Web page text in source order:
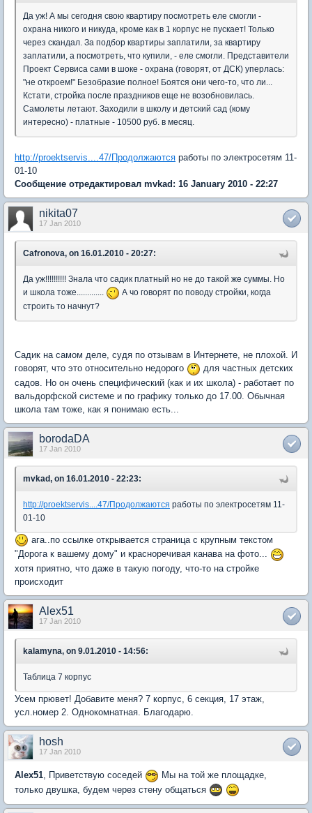
Да уж! А мы сегодня свою квартиру посмотреть еле смогли -
охрана никого и никуда, кроме как в 1 корпус не пускает! Только
через скандал. За подбор квартиры заплатили, за квартиру
заплатили, а посмотреть, что купили, - еле смогли. Представители
Проект Сервиса сами в шоке - охрана (говорят, от ДСК) уперлась:
"не откроем!" Безобразие полное! Боятся они чего-то, что ли...
Кстати, стройка после праздников еще не возобновилась.
Самолеты летают. Заходили в школу и детский сад (кому
интересно) - платные - 10500 руб. в месяц.
http://proektservis....47/Продолжаются работы по электросетям 11-
01-10
Сообщение отредактировал mvkad: 16 January 2010 - 22:27
nikita07
17 Jan 2010
Cafronova, on 16.01.2010 - 20:27:
Да уж!!!!!!!!!! Знала что садик платный но не до такой же суммы. Но
и школа тоже.............
А чо говорят по поводу стройки, когда
строить то начнут?
Садик на самом деле, судя по отзывам в Интернете, не плохой. И
говорят, что это относительно недорого
для частных детских
садов. Но он очень специфический (как и их школа) - работает по
вальдорфской системе и по графику только до 17.00. Обычная
школа там тоже, как я понимаю есть...
borodaDA
17 Jan 2010
mvkad, on 16.01.2010 - 22:23:
http://proektservis....47/Продолжаются работы по электросетям 11-
01-10
ага..по ссылке открывается страница с крупным текстом
"Дорога к вашему дому" и красноречивая канава на фото...
хотя приятно, что даже в такую погоду, что-то на стройке
происходит
Alex51
17 Jan 2010
kalamyna, on 9.01.2010 - 14:56:
Таблица 7 корпус
Усем прювет! Добавите меня? 7 корпус, 6 секция, 17 этаж,
усл.номер 2. Однокомнатная. Благодарю.
hosh
17 Jan 2010
Alex51 , Приветствую соседей
Мы на той же площадке,
только двушка, будем через стену общаться